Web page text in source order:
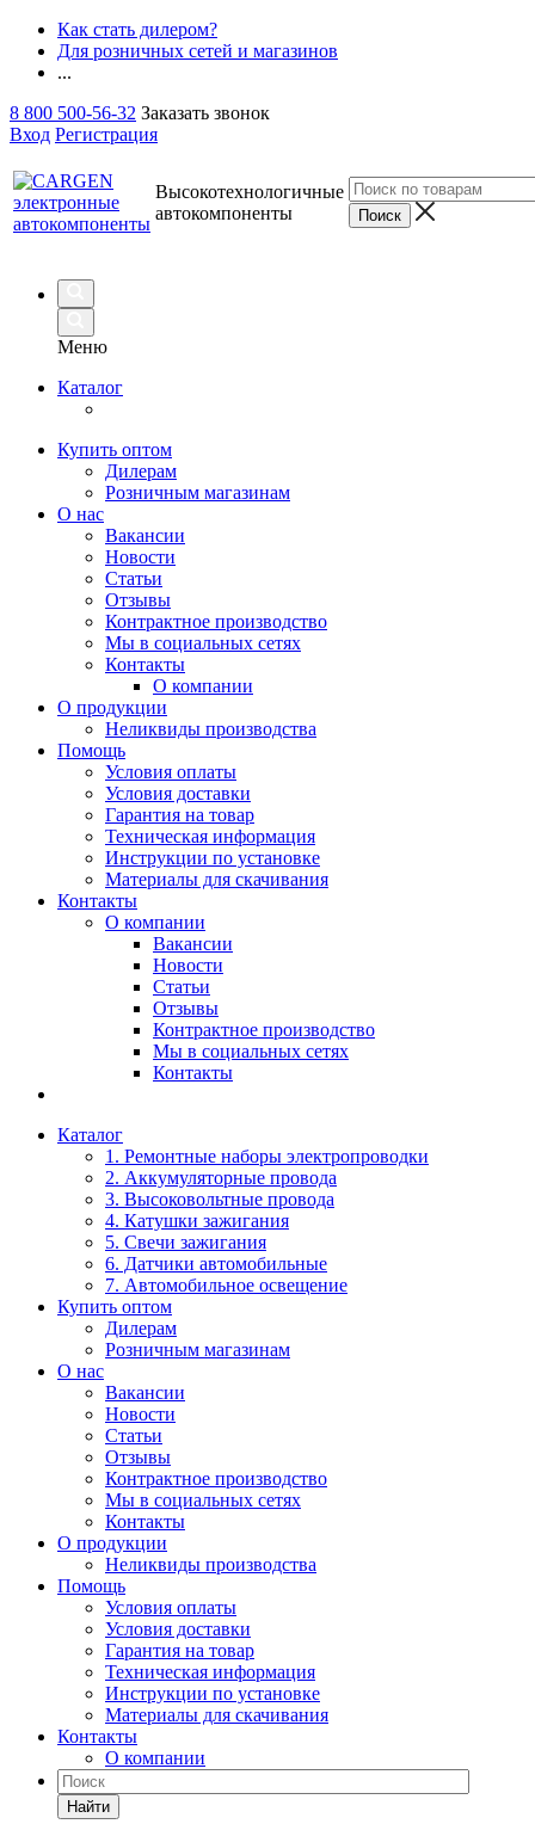
Как стать дилером?
Для розничных сетей и магазинов
...
8 800 500-56-32 Заказать звонок
Вход Регистрация
Высокотехнологичные
автокомпоненты
Меню
Каталог
Купить оптом
Дилерам
Розничным магазинам
О нас
Вакансии
Новости
Статьи
Отзывы
Контрактное производство
Мы в социальных сетях
Контакты
О компании
О продукции
Неликвиды производства
Помощь
Условия оплаты
Условия доставки
Гарантия на товар
Техническая информация
Инструкции по установке
Материалы для скачивания
Контакты
О компании
Вакансии
Новости
Статьи
Отзывы
Контрактное производство
Мы в социальных сетях
Контакты
Каталог
1. Ремонтные наборы электропроводки
2. Аккумуляторные провода
3. Высоковольтные провода
4. Катушки зажигания
5. Свечи зажигания
6. Датчики автомобильные
7. Автомобильное освещение
Купить оптом
Дилерам
Розничным магазинам
О нас
Вакансии
Новости
Статьи
Отзывы
Контрактное производство
Мы в социальных сетях
Контакты
О продукции
Неликвиды производства
Помощь
Условия оплаты
Условия доставки
Гарантия на товар
Техническая информация
Инструкции по установке
Материалы для скачивания
Контакты
О компании
Найти